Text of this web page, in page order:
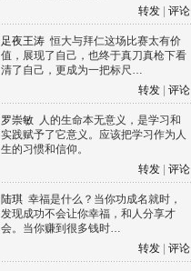
转发
评论
足夜王涛 恒大与拜仁这场比赛太有价
值，展现了自己，也终于真刀真枪下看
清了自己，更成为一把标尺…
转发
评论
罗崇敏 人的生命本无意义，是学习和
实践赋予了它意义。应该把学习作为人
生的习惯和信仰。
转发
评论
陆琪 幸福是什么？当你功成名就时，
发现成功不会让你幸福，和人分享才
会。当你赚到很多钱时…
转发
评论